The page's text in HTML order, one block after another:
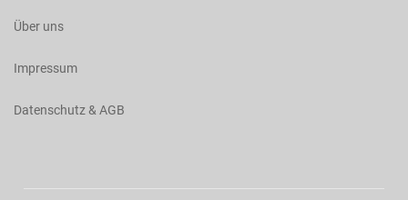
Über uns
Impressum
Datenschutz & AGB